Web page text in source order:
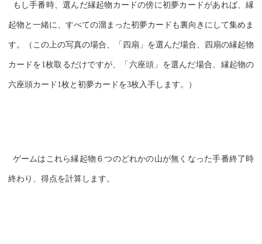
もし手番時、選んだ縁起物カードの傍に初夢カードがあれば、縁
起物と一緒に、すべての溜まった初夢カードも裏向きにして集めま
す。（この上の写真の場合、「四扇」を選んだ場合、四扇の縁起物
カードを1枚取るだけですが、「六座頭」を選んだ場合、縁起物の
六座頭カード1枚と初夢カードを3枚入手します。）
ゲームはこれら縁起物６つのどれかの山が無くなった手番終了時
終わり、得点を計算します。